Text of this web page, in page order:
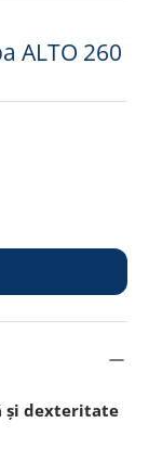
ALTO 260
și dexteritate